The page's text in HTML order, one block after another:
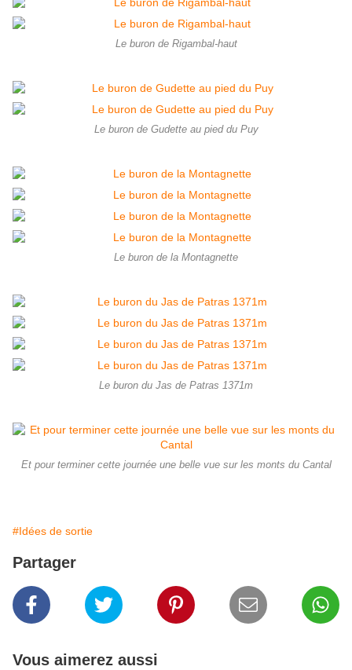
Le buron de Rigambal-haut
Le buron de Gudette au pied du Puy
Le buron de la Montagnette
Le buron du Jas de Patras 1371m
Et pour terminer cette journée une belle vue sur les monts du Cantal
#Idées de sortie
Partager
Vous aimerez aussi